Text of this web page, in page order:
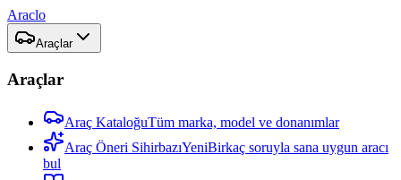
Araclo
Araçlar
Araçlar
Araç KataloğuTüm marka, model ve donanımlar
Araç Öneri SihirbazıYeniBirkaç soruyla sana uygun aracı
bul